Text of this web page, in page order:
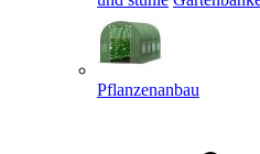
Pflanzenanbau